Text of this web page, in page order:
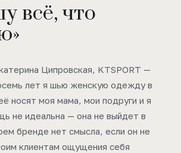
всё, что
Ципровская, KTSPORT —
лет я шью женскую одежду в
носят моя мама, мои подруги и я
не идеальна — она не выйдет в
бренде нет смысла, если он не
клиентам ощущения себя